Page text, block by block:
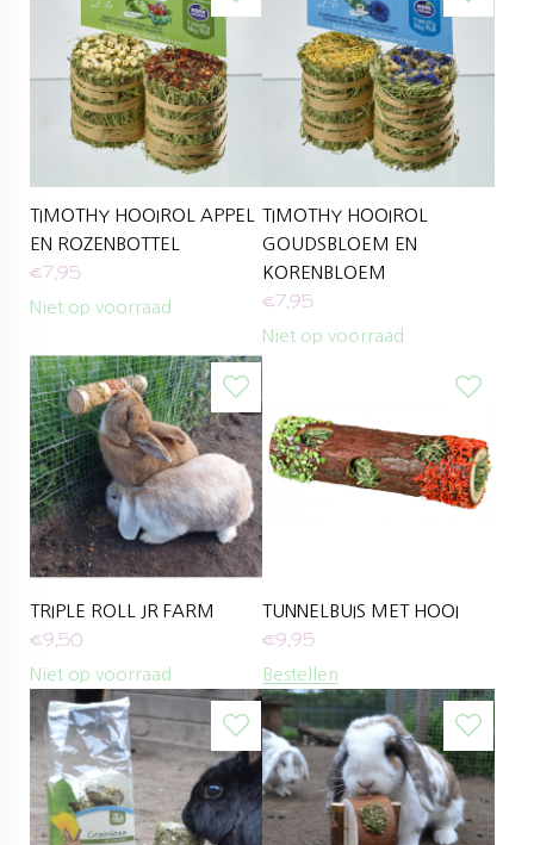
TIMOTHY HOOIROL APPEL
EN ROZENBOTTEL
€7,95
Niet op voorraad
TIMOTHY HOOIROL
GOUDSBLOEM EN
KORENBLOEM
€7,95
Niet op voorraad
TRIPLE ROLL JR FARM
€9,50
Niet op voorraad
TUNNELBUIS MET HOOI
€9,95
Bestellen